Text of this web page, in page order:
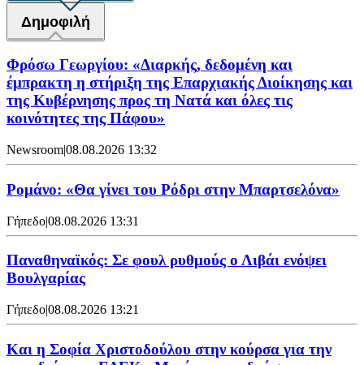
Δημοφιλή
Φρόσω Γεωργίου: «Διαρκής, δεδομένη και
έμπρακτη η στήριξη της Επαρχιακής Διοίκησης και
της Κυβέρνησης προς τη Νατά και όλες τις
κοινότητες της Πάφου»
Newsroom|08.08.2026 13:32
Ρομάνο: «Θα γίνει του Ρόδρι στην Μπαρτσελόνα»
Γήπεδο|08.08.2026 13:31
Παναθηναϊκός: Σε φουλ ρυθμούς ο Λιβάι ενόψει
Βουλγαρίας
Γήπεδο|08.08.2026 13:21
Και η Σοφία Χριστοδούλου στην κούρσα για την